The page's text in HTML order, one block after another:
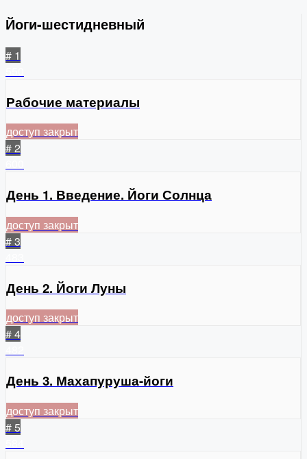
Йоги-шестидневный
# 1
Рабочие материалы
доступ закрыт
# 2
День 1. Введение. Йоги Солнца
доступ закрыт
# 3
День 2. Йоги Луны
доступ закрыт
# 4
День 3. Махапуруша-йоги
доступ закрыт
# 5